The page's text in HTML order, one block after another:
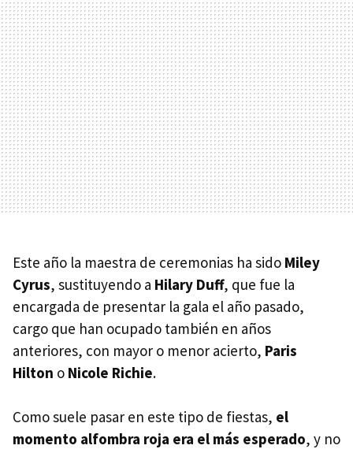
Este año la maestra de ceremonias ha sido Miley
Cyrus, sustituyendo a Hilary Duff, que fue la
encargada de presentar la gala el año pasado,
cargo que han ocupado también en años
anteriores, con mayor o menor acierto, Paris
Hilton o Nicole Richie.
Como suele pasar en este tipo de fiestas, el
momento alfombra roja era el más esperado, y no